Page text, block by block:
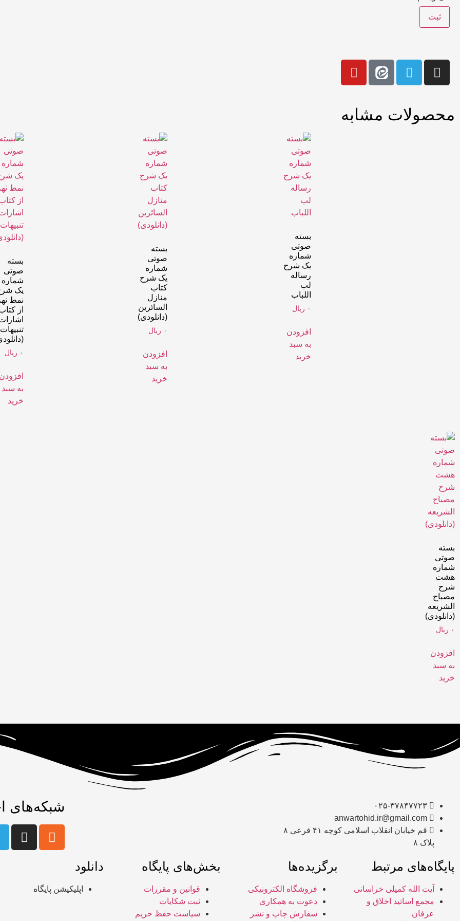
محصولات مشابه
بسته
صوتی
شماره
یک شرح
رساله
لب‌
اللباب
۰ ریال
افزودن
به سبد
خرید
بسته
صوتی
شماره
یک شرح
کتاب
منازل
السائرین
(دانلودی)
۰ ریال
افزودن
به سبد
خرید
بسته
صوتی
شماره
یک
نمط
از
تنبیهات
۰ ریال
افزودن
به سبد
خرید
بسته
صوتی
شماره
هشت
شرح
مصباح
الشریعه
(دانلودی)
۰ ریال
افزودن
به سبد
خرید
۰۲۵-۳۷۸۴۷۷۲۳
anwartohid.ir@gmail.com
قم خیابان انقلاب اسلامی کوچه ۴۱ فرعی ۸
پلاک ۸
شبکه‌های
پایگاه‌های مرتبط
آیت الله کمیلی خراسانی
مجمع اساتید اخلاق و
عرفان
برگزیده‌ها
فروشگاه الکترونیکی
دعوت به همکاری
سفارش چاپ و نشر
بخش‌های پایگاه
قوانین و مقررات
ثبت شکایات
سیاست حفظ حریم
دانلود
اپلیکیشن پایگاه